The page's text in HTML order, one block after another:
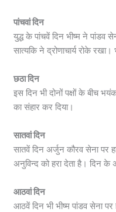
पांचवां दिन
युद्ध के पांचवें दिन भीष्म ने पांडव
सात्यकि ने द्रोणाचार्य रोके
छठा दिन
इस दिन भी दोनों पक्षों के बीच
का संहार कर दिया।
सातवां दिन
सातवें दिन अर्जुन कौरव सेना पर
अनुविन्द को हरा देता है। दिन के
आठवां दिन
आठवें दिन भी भीष्म पांडव सेना